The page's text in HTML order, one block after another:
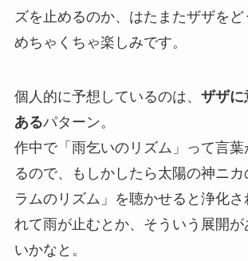
ズを止めるのか、はたまたザザをど
めちゃくちゃ楽しみです。
個人的に予想しているのは、 ザザに
あるパターン。
作中で「雨乞いのリズム」って言葉
るので、もしかしたら太陽の神ニカ
ラムのリズム」を聴かせると浄化
れて雨が止むとか、そういう展開
いかなと。